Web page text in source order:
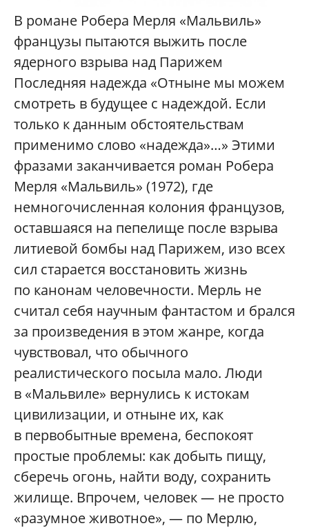
В романе Робера Мерля «Мальвиль»
французы пытаются выжить после
ядерного взрыва над Парижем
Последняя надежда «Отныне мы можем
смотреть в будущее с надеждой. Если
только к данным обстоятельствам
применимо слово «надежда»…» Этими
фразами заканчивается роман Робера
Мерля «Мальвиль» (1972), где
немногочисленная колония французов,
оставшаяся на пепелище после взрыва
литиевой бомбы над Парижем, изо всех
сил старается восстановить жизнь
по канонам человечности. Мерль не
считал себя научным фантастом и брался
за произведения в этом жанре, когда
чувствовал, что обычного
реалистического посыла мало. Люди
в «Мальвиле» вернулись к истокам
цивилизации, и отныне их, как
в первобытные времена, беспокоят
простые проблемы: как добыть пищу,
сберечь огонь, найти воду, сохранить
жилище. Впрочем, человек — не просто
«разумное животное», — по Мерлю,